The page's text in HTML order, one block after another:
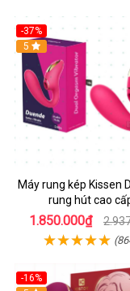
-37%
Hot
5
Máy rung kép Kissen
rung hút cao
1.850.000₫
-16%